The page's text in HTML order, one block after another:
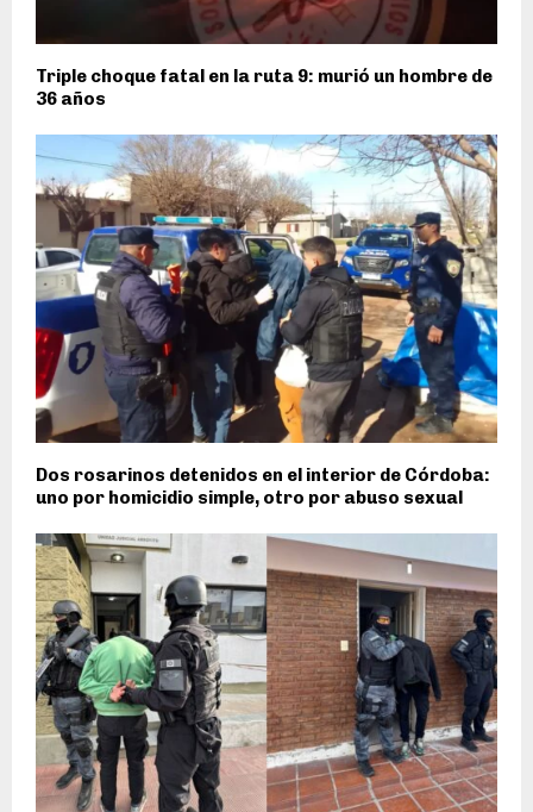
Triple choque fatal en la ruta 9: murió un hombre de
36 años
Dos rosarinos detenidos en el interior de Córdoba:
uno por homicidio simple, otro por abuso sexual